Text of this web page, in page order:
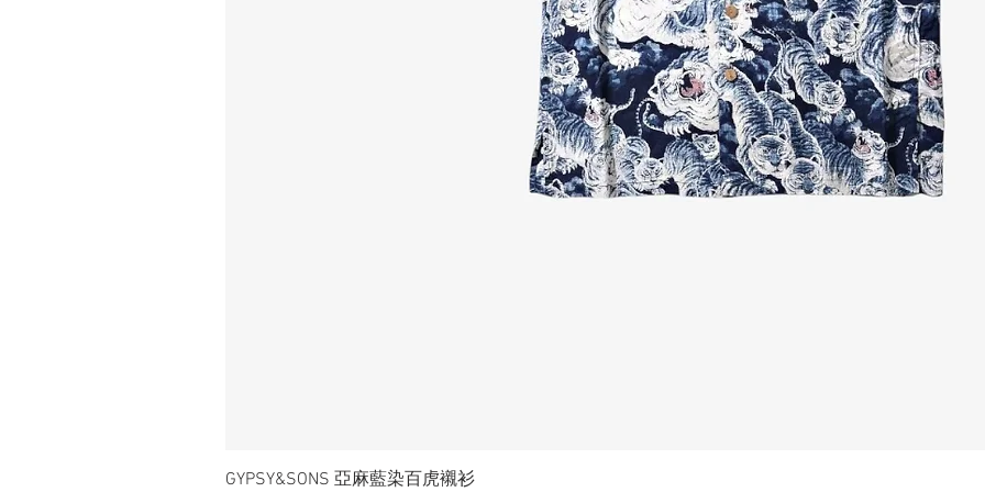
GYPSY&SONS 亞麻藍染百虎襯衫